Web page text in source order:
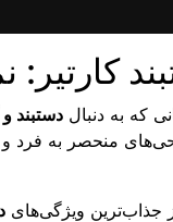
کارتیر:
که به دنبال دستبند و
منحصر به فرد و
جذاب‌ترین ویژگی‌های